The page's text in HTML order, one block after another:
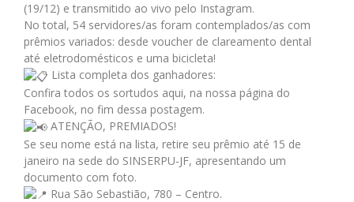
(19/12) e transmitido ao vivo pelo Instagram.
No total, 54 servidores/as foram contemplados/as com
prêmios variados: desde voucher de clareamento dental
até eletrodomésticos e uma bicicleta!
Lista completa dos ganhadores:
Confira todos os sortudos aqui, na nossa página do
Facebook, no fim dessa postagem.
ATENÇÃO, PREMIADOS!
Se seu nome está na lista, retire seu prêmio até 15 de
janeiro na sede do SINSERPU-JF, apresentando um
documento com foto.
Rua São Sebastião, 780 – Centro.